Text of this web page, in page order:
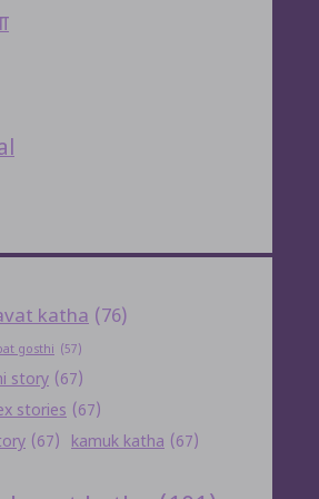
katha (76)
gosthi (57)
story (67)
stories (67)
(67) kamuk katha (67)